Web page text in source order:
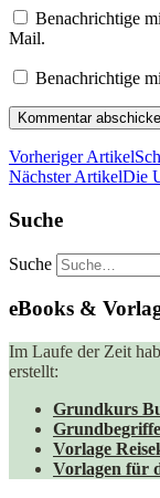
Benachrichtige
Mail.
Benachrichtige
Vorheriger Artikel
Nächster ArtikelDie
Suche
Suche
eBooks &
Im Laufe der Zeit
erstellt:
Grundkurs
Grundbegriffe
Vorlage
Vorlagen für